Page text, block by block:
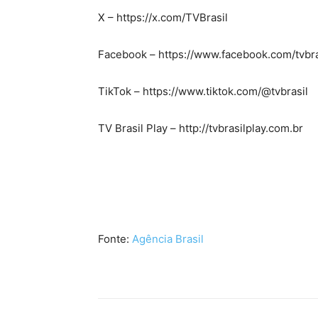
X – https://x.com/TVBrasil
Facebook – https://www.facebook.com/
TikTok – https://www.tiktok.com/@tvbrasil
TV Brasil Play – http://tvbrasilplay.com.br
Fonte: Agência Brasil